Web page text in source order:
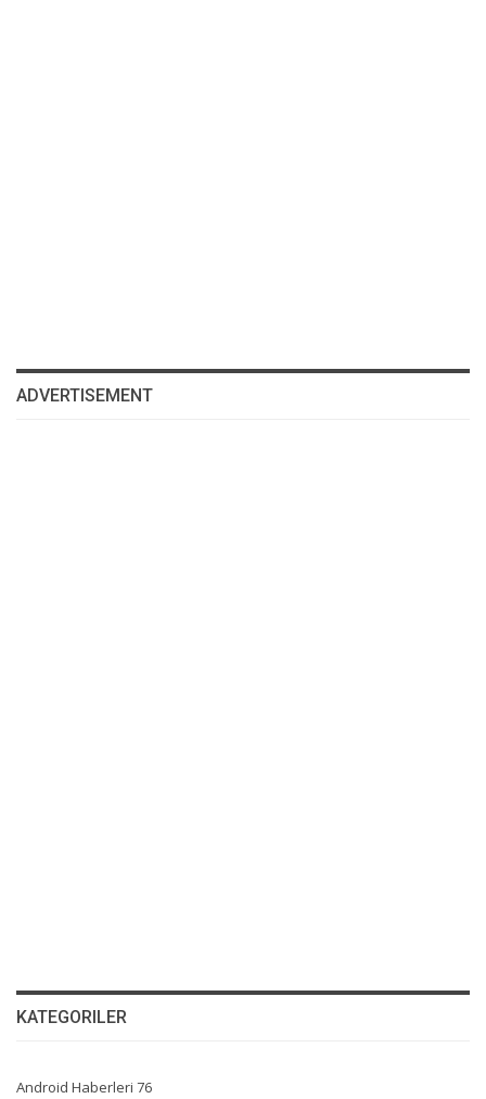
ADVERTISEMENT
KATEGORILER
Android Haberleri 76